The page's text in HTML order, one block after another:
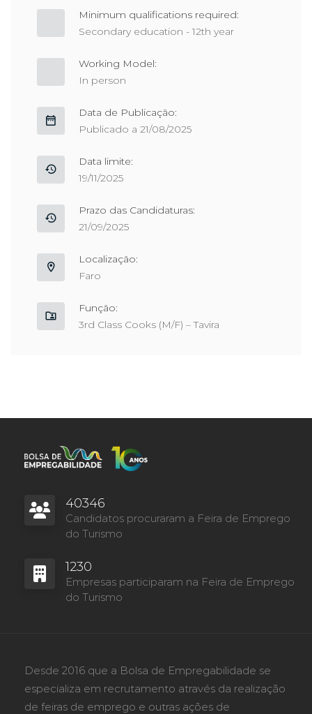
Minimum qualifications required:
Secondary education - 12th year
Working Model:
In person
Data de Publicação:
Publicado a 21/08/2025
Data limite:
19/11/2025
Prazo das Candidaturas:
21/09/2025
Localização:
Faro
Função:
3rd Class Cooks (M/F) – Tavira
40346
Candidatos procuraram a Feira de Emprego
do Turismo
1230
Empresas participaram na Feira de Emprego
do Turismo
Desde 2016 que a Bolsa de Empregabilidade se
especializa em recrutamento através da realização
de feiras de emprego e outras ações de